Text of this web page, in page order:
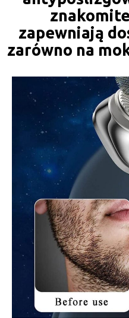
zapewniają
zarówno na